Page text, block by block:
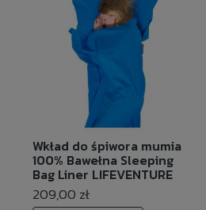
Wkład do śpiwora mumia
100% Bawełna Sleeping
Bag Liner LIFEVENTURE
209,00 zł